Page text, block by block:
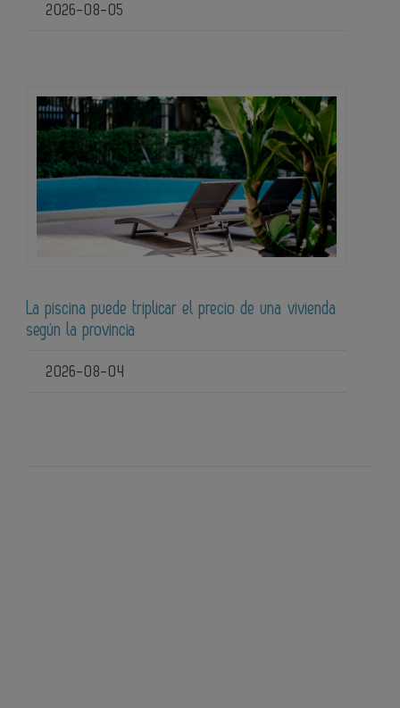
2026-08-05
La piscina puede triplicar el precio de una vivienda
según la provincia
2026-08-04